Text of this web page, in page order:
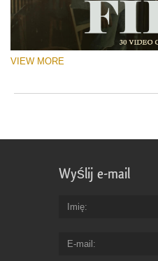
VIEW MORE
Wyślij e-mail
Imię
E-mail